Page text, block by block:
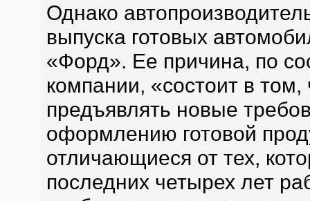
Однако
выпуска готовых
«Форд». Ее причина, по
компании, «состоит в
предъявлять новые
оформлению готовой
отличающиеся от тех,
последних четырех лет